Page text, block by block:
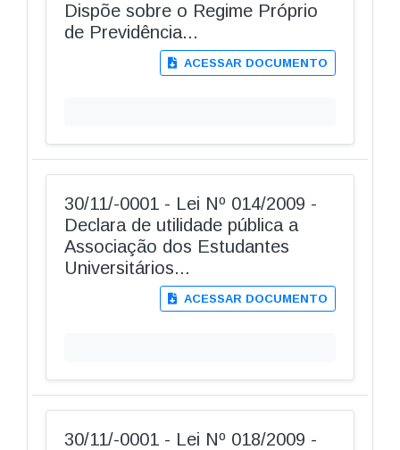
Dispõe sobre o Regime Próprio
de Previdência...
ACESSAR DOCUMENTO
30/11/-0001 - Lei Nº 014/2009 -
Declara de utilidade pública a
Associação dos Estudantes
Universitários...
ACESSAR DOCUMENTO
30/11/-0001 - Lei Nº 018/2009 -